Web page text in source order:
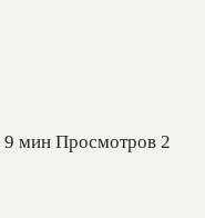
9 мин Просмотров 2